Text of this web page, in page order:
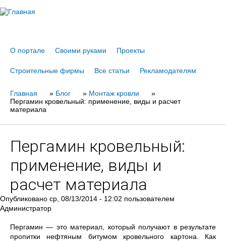
О портале Своими руками Проекты
Строительные фирмы Все статьи Рекламодателям
Вы
здесь
Главная » Блог » Монтаж кровли
»
Пергамин кровельный: применение, виды и расчет
материала
Пергамин кровельный:
применение, виды и
расчет материала
Опубликовано ср, 08/13/2014 - 12:02 пользователем
Администратор
Пергамин — это материал, который получают в результате
пропитки нефтяным битумом кровельного картона. Как